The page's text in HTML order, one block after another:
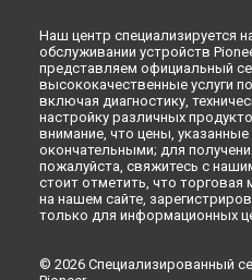
Наш центр специализируется
обслуживании устройств
представляем официальный
высококачественные услуги
включая диагностику,
настройку различных
внимание, что цены,
окончательными; для
пожалуйста, свяжитесь с
стоит отметить, что торговая
на нашем сайте,
только для информационных
© 2026 Специализированный